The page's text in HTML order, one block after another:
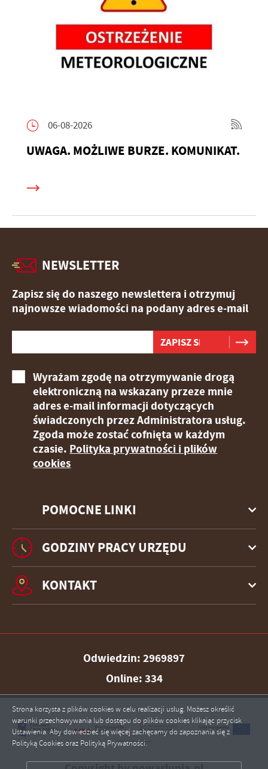
06-08-2026
UWAGA. MOŻLIWE BURZE. KOMUNIKAT.
POMOCNE LINKI
NEWSLETTER
Zapisz się do naszego newslettera i otrzymuj
najnowsze wiadomości na podany adres e-mail
Wyrażam zgodę na otrzymywanie drogą
elektroniczną na wskazany przeze mnie
adres e-mail informacji dotyczących
świadczonych przez Administratora usług.
Zgoda może zostać cofnięta w każdym
czasie. Polityka prywatności i plików
cookies
GODZINY PRACY URZĘDU
KONTAKT
Odwiedzin: 2969897
Online: 334
Strona korzysta z plików cookies w celu realizacji usług. Możesz określić
warunki przechowywania lub dostępu do plików cookies klikając przycisk
Ustawienia. Aby dowiedzieć się więcej zachęcamy do zapoznania się z
Polityką Cookies oraz Polityką Prywatności.